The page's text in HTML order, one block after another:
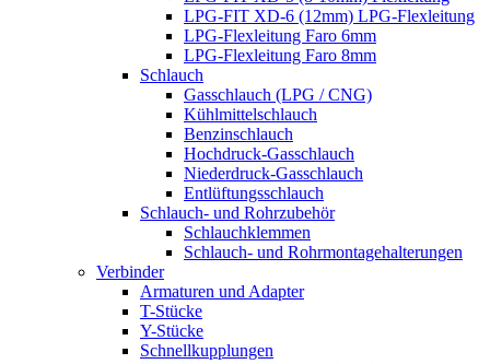
LPG-FIT XD-6 (12mm) LPG-Flexleitung
LPG-Flexleitung Faro 6mm
LPG-Flexleitung Faro 8mm
Schlauch
Gasschlauch (LPG / CNG)
Kühlmittelschlauch
Benzinschlauch
Hochdruck-Gasschlauch
Niederdruck-Gasschlauch
Entlüftungsschlauch
Schlauch- und Rohrzubehör
Schlauchklemmen
Schlauch- und Rohrmontagehalterungen
Verbinder
Armaturen und Adapter
T-Stücke
Y-Stücke
Schnellkupplungen